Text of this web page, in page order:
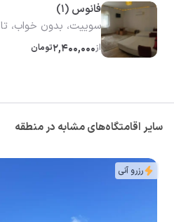
فانوس (1)
سوییت، بدون خواب، تا 5 مهمان
از2,400,000تومان
سایر اقامتگاه‌های مشابه در منطقه
رزرو آنی